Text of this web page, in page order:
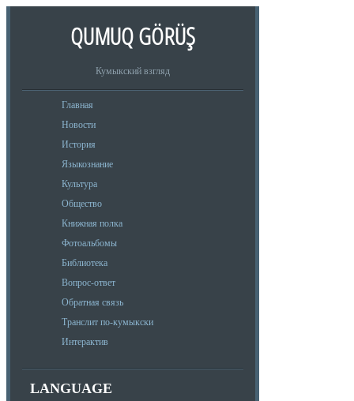
QUMUQ GÖRÜŞ
Кумыкский взгляд
Главная
Новости
История
Языкознание
Культура
Общество
Книжная полка
Фотоальбомы
Библиотека
Вопрос-ответ
Обратная связь
Транслит по-кумыкски
Интерактив
LANGUAGE